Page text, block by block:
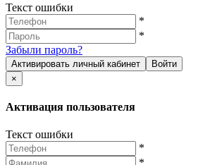
Текст ошибки
*
*
Забыли пароль?
Активировать личный кабинет
Войти
×
Активация пользователя
Текст ошибки
*
*